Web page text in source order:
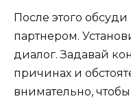
После этого
партнером.
диалог. Задавай
причинах и
внимательно,